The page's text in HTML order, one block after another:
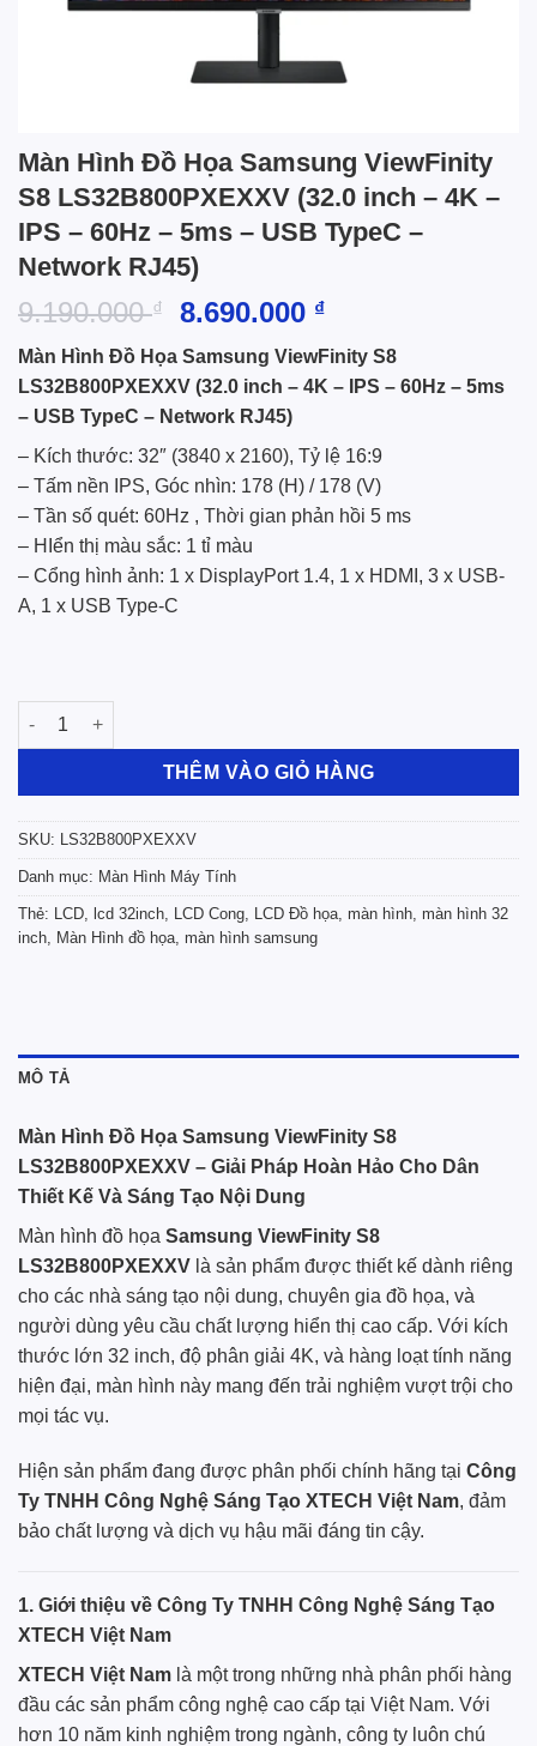
Màn Hình Đồ Họa Samsung ViewFinity
S8 LS32B800PXEXXV (32.0 inch – 4K –
IPS – 60Hz – 5ms – USB TypeC –
Network RJ45)
9.190.000₫
Giá
là:
9.190.000 ₫.
8.690.000 ₫Giá
tại
là:
Màn Hình Đồ Họa Samsung ViewFinity S8
LS32B800PXEXXV (32.0 inch – 4K – IPS – 60Hz – 5ms
– USB TypeC – Network RJ45)
– Kích thước: 32″ (3840 x 2160), Tỷ lệ 16:9
– Tấm nền IPS, Góc nhìn: 178 (H) / 178 (V)
– Tần số quét: 60Hz , Thời gian phản hồi 5 ms
– HIển thị màu sắc: 1 tỉ màu
– Cổng hình ảnh: 1 x DisplayPort 1.4, 1 x HDMI, 3 x USB-
A, 1 x USB Type-C
Màn Hình Đồ Họa Samsung ViewFinity S8 LS32B800PXEXXV
THÊM VÀO GIỎ HÀNG
SKU: LS32B800PXEXXV
Danh mục: Màn Hình Máy Tính
Thẻ: LCD lcd 32inch LCD Cong LCD Đồ họa màn hình màn hình 32
inch Màn Hình đồ họa màn hình samsung
MÔ TẢ
Màn Hình Đồ Họa Samsung ViewFinity S8
LS32B800PXEXXV – Giải Pháp Hoàn Hảo Cho Dân
Thiết Kế Và Sáng Tạo Nội Dung
Màn hình đồ họa Samsung ViewFinity S8
LS32B800PXEXXV là sản phẩm được thiết kế dành riêng
cho các nhà sáng tạo nội dung, chuyên gia đồ họa, và
người dùng yêu cầu chất lượng hiển thị cao cấp. Với kích
thước lớn 32 inch, độ phân giải 4K, và hàng loạt tính năng
hiện đại, màn hình này mang đến trải nghiệm vượt trội cho
mọi tác vụ.
Hiện sản phẩm đang được phân phối chính hãng tại Công
Ty TNHH Công Nghệ Sáng Tạo XTECH Việt Nam, đảm
bảo chất lượng và dịch vụ hậu mãi đáng tin cậy.
1. Giới thiệu về Công Ty TNHH Công Nghệ Sáng Tạo
XTECH Việt Nam
XTECH Việt Nam là một trong những nhà phân phối hàng
đầu các sản phẩm công nghệ cao cấp tại Việt Nam. Với
hơn 10 năm kinh nghiệm trong ngành, công ty luôn chú